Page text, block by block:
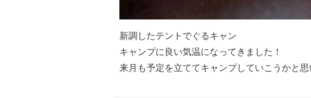
新調したテントでぐるキャン
キャンプに良い気温になってきました！
来月も予定を立ててキャンプしていこうかと